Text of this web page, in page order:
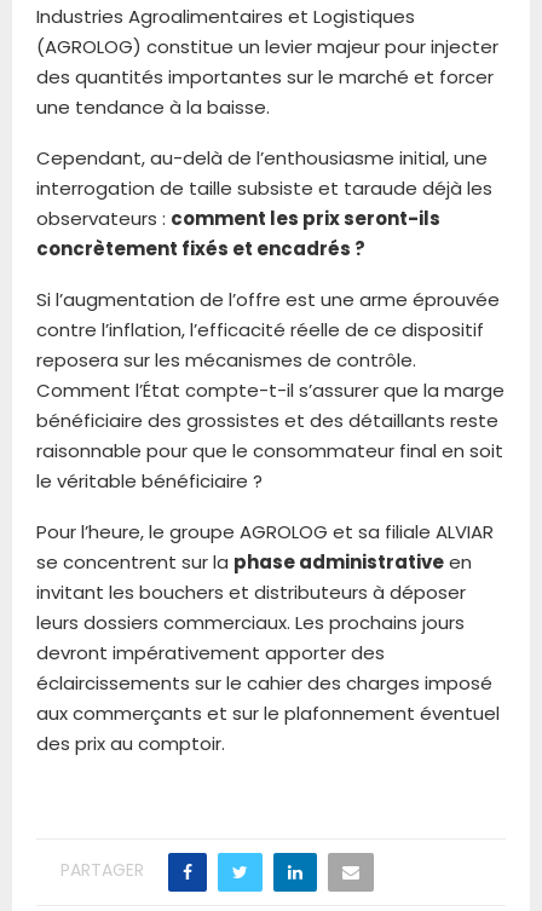
Industries Agroalimentaires et Logistiques
(AGROLOG) constitue un levier majeur pour injecter
des quantités importantes sur le marché et forcer
une tendance à la baisse.
Cependant, au-delà de l’enthousiasme initial, une
interrogation de taille subsiste et taraude déjà les
observateurs : comment les prix seront-ils
concrètement fixés et encadrés ?
Si l’augmentation de l’offre est une arme éprouvée
contre l’inflation, l’efficacité réelle de ce dispositif
reposera sur les mécanismes de contrôle.
Comment l’État compte-t-il s’assurer que la marge
bénéficiaire des grossistes et des détaillants reste
raisonnable pour que le consommateur final en soit
le véritable bénéficiaire ?
Pour l’heure, le groupe AGROLOG et sa filiale ALVIAR
se concentrent sur la phase administrativeen
invitant les bouchers et distributeurs à déposer
leurs dossiers commerciaux. Les prochains jours
devront impérativement apporter des
éclaircissements sur le cahier des charges imposé
aux commerçants et sur le plafonnement éventuel
des prix au comptoir.
PARTAGER